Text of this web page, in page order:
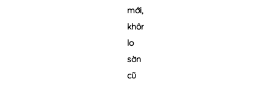
mới,
không
lo
sờn
cũ